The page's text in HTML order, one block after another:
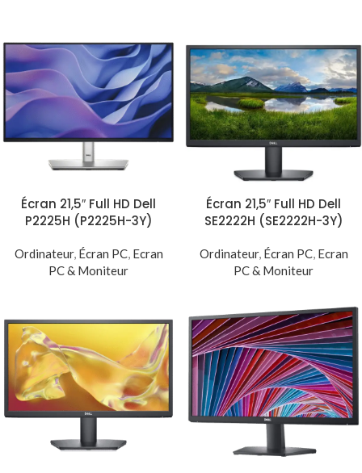
Écran 21,5″ Full HD Dell
P2225H (P2225H-3Y)
Ordinateur, Écran PC, Ecran
PC & Moniteur
Écran 21,5″ Full HD Dell
SE2222H (SE2222H-3Y)
Ordinateur, Écran PC, Ecran
PC & Moniteur